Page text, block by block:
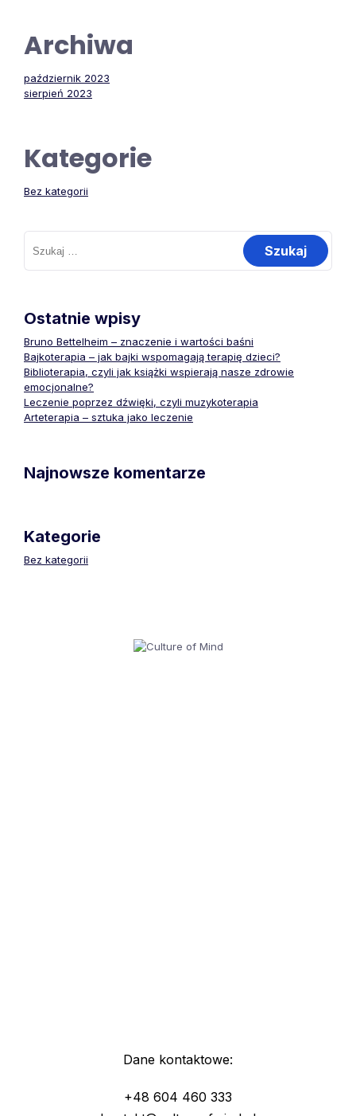
Archiwa
październik 2023
sierpień 2023
Kategorie
Bez kategorii
Szukaj:
Ostatnie wpisy
Bruno Bettelheim – znaczenie i wartości baśni
Bajkoterapia – jak bajki wspomagają terapię dzieci?
Biblioterapia, czyli jak książki wspierają nasze zdrowie
emocjonalne?
Leczenie poprzez dźwięki, czyli muzykoterapia
Arteterapia – sztuka jako leczenie
Najnowsze komentarze
Kategorie
Bez kategorii
Dane kontaktowe:
+48 604 460 333